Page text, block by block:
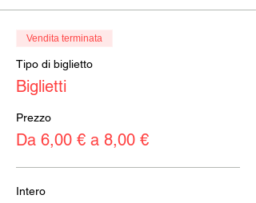
Vendita terminata
Tipo di biglietto
Biglietti
Prezzo
Da 6,00 € a 8,00 €
Intero